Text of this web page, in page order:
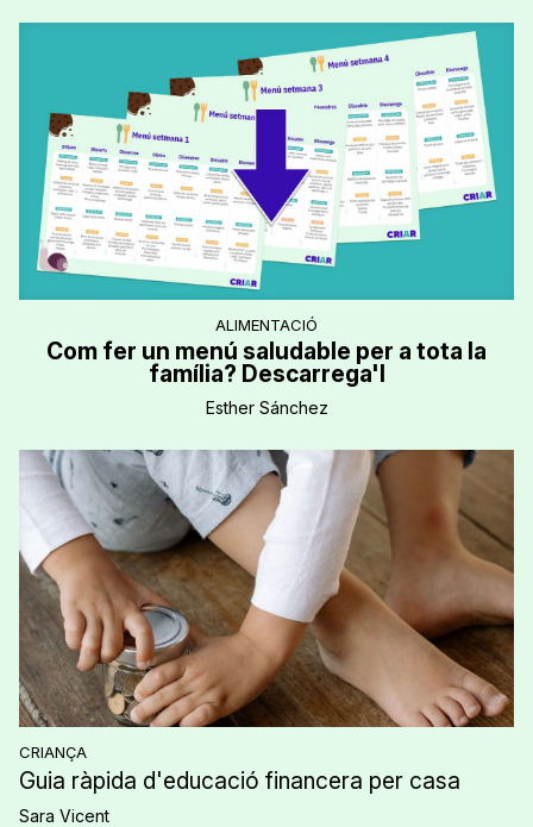
CRIANÇA
Guia ràpida d'educació financera per casa
Sara Vicent
ALIMENTACIÓ
Com fer un menú saludable per a tota la
família? Descarrega'l
Esther Sánchez